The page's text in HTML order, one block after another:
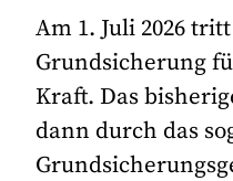
Am 1. Juli 2026
Grundsicherung
Kraft. Das
dann durch das